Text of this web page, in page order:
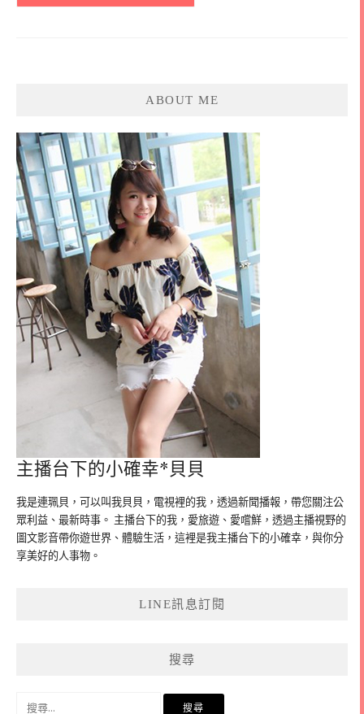
ABOUT ME
主播台下的小確幸*貝貝
我是連珮貝，可以叫我貝貝，電視裡的我，透過新聞播報，帶您關注公
眾利益、最新時事。 主播台下的我，愛旅遊、愛嚐鮮，透過主播視野的
圖文影音帶你遊世界、體驗生活，這裡是我主播台下的小確幸，與你分
享美好的人事物。
LINE訊息訂閱
搜尋